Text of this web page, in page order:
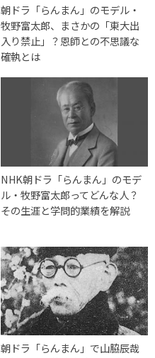
朝ドラ「らんまん」のモデル・
牧野富太郎、まさかの「東大出
入り禁止」？恩師との不思議な
確執とは
NHK朝ドラ「らんまん」のモデ
ル・牧野富太郎ってどんな人？
その生涯と学問的業績を解説
朝ドラ「らんまん」で山脇辰哉